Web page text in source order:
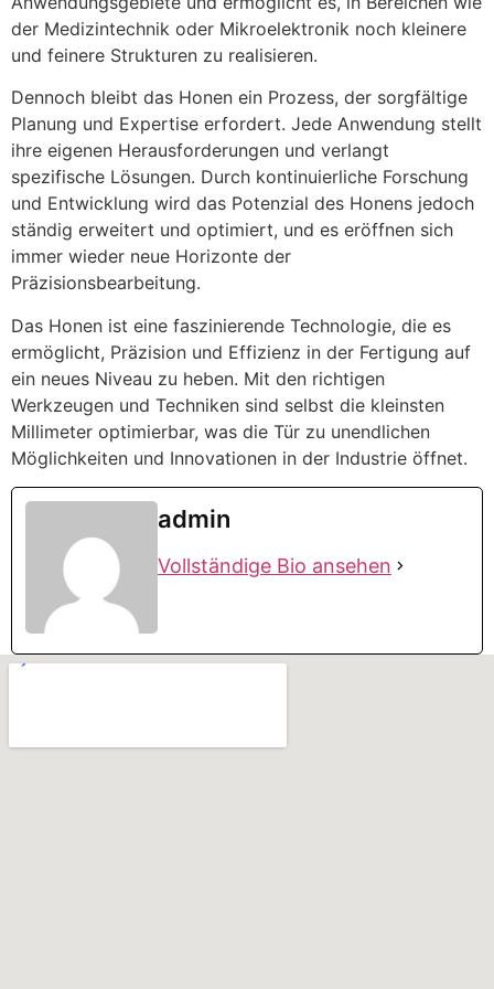
der Medizintechnik oder Mikroelektronik noch kleinere
und feinere Strukturen zu realisieren.
Dennoch bleibt das Honen ein Prozess, der sorgfältige
Planung und Expertise erfordert. Jede Anwendung stellt
ihre eigenen Herausforderungen und verlangt
spezifische Lösungen. Durch kontinuierliche Forschung
und Entwicklung wird das Potenzial des Honens jedoch
ständig erweitert und optimiert, und es eröffnen sich
immer wieder neue Horizonte der
Präzisionsbearbeitung.
Das Honen ist eine faszinierende Technologie, die es
ermöglicht, Präzision und Effizienz in der Fertigung auf
ein neues Niveau zu heben. Mit den richtigen
Werkzeugen und Techniken sind selbst die kleinsten
Millimeter optimierbar, was die Tür zu unendlichen
Möglichkeiten und Innovationen in der Industrie öffnet.
admin
Vollständige Bio ansehen